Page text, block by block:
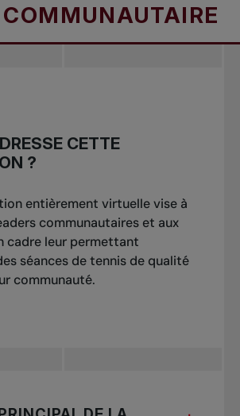
CETTE
?
entièrement virtuelle vise à
communautaires et aux
cadre leur permettant
séances de tennis de qualité
communauté.